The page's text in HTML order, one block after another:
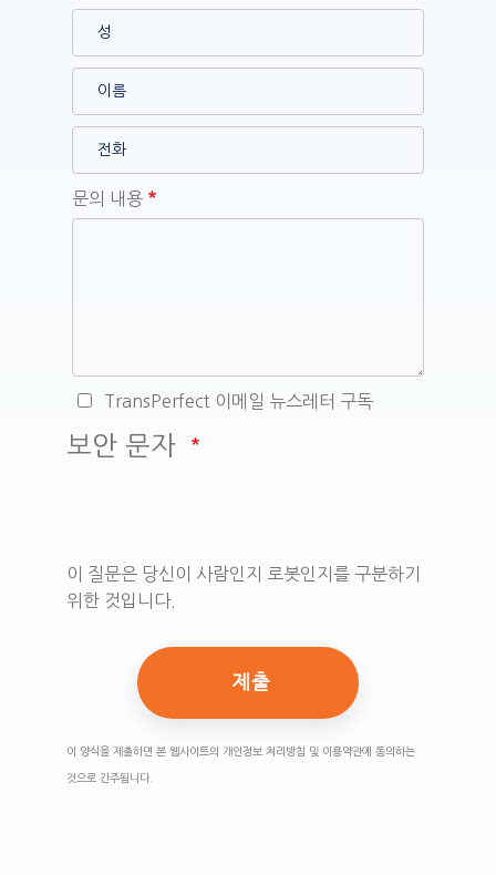
문의 내용
TransPerfect 이메일 뉴스레터 구독
보안 문자
이 질문은 당신이 사람인지 로봇인지를 구분하기
위한 것입니다.
이 양식을 제출하면 본 웹사이트의 개인정보 처리방침 및 이용약관에 동의하는
것으로 간주됩니다.